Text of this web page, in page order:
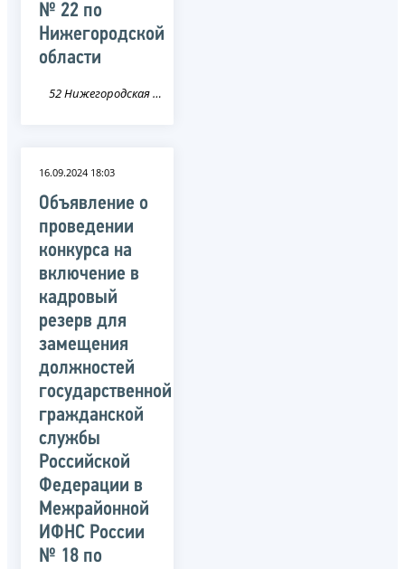
№ 22 по
Нижегородской
области
52 Нижегородская область
16.09.2024 18:03
Объявление о
проведении
конкурса на
включение в
кадровый
резерв для
замещения
должностей
государственной
гражданской
службы
Российской
Федерации в
Межрайонной
ИФНС России
№ 18 по